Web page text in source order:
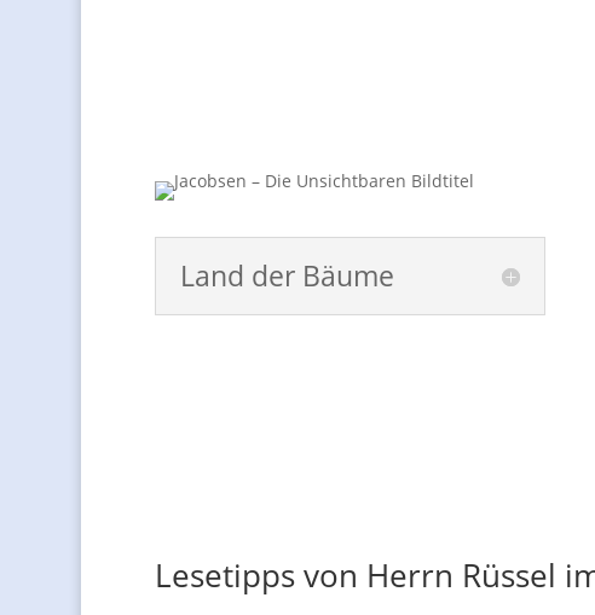
Land der Bäume
Lesetipps von Herrn Rüssel